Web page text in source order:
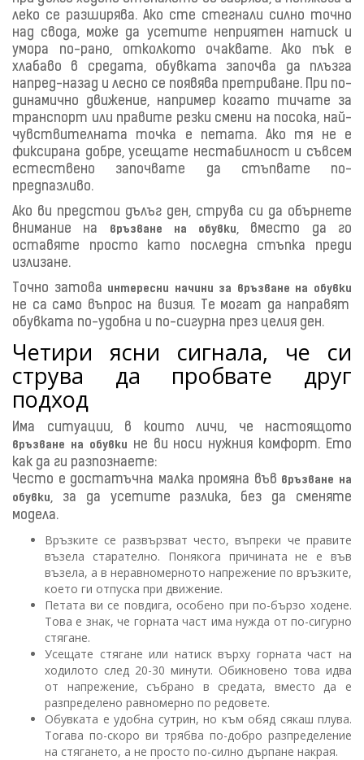
леко се разширява. Ако сте стегнали силно точно
над свода, може да усетите неприятен натиск и
умора по-рано, отколкото очаквате. Ако пък е
хлабаво в средата, обувката започва да плъзга
напред-назад и лесно се появява претриване. При по-
динамично движение, например когато тичате за
транспорт или правите резки смени на посока, най-
чувствителната точка е петата. Ако тя не е
фиксирана добре, усещате нестабилност и съвсем
естествено започвате да стъпвате по-
предпазливо.
Ако ви предстои дълъг ден, струва си да обърнете
внимание на
връзване на обувки, вместо да го
оставяте просто като последна стъпка преди
излизане.
Точно затова интересни начини за връзване на обувки
не са само въпрос на визия. Те могат да направят
обувката по-удобна и по-сигурна през целия ден.
Четири ясни сигнала, че си
струва да пробвате друг
подход
Има ситуации, в които личи, че настоящото
връзване на обувки не ви носи нужния комфорт. Ето
как да ги разпознаете:
Често е достатъчна малка промяна във връзване на
обувки, за да усетите разлика, без да сменяте
модела.
Връзките се развързват често, въпреки че правите
възела старателно. Понякога причината не е във
възела, а в неравномерното напрежение по връзките,
което ги отпуска при движение.
Петата ви се повдига, особено при по-бързо ходене.
Това е знак, че горната част има нужда от по-сигурно
стягане.
Усещате стягане или натиск върху горната част на
ходилото след 20-30 минути. Обикновено това идва
от напрежение, събрано в средата, вместо да е
разпределено равномерно по редовете.
Обувката е удобна сутрин, но към обяд сякаш плува.
Тогава по-скоро ви трябва по-добро разпределение
на стягането, а не просто по-силно дърпане накрая.